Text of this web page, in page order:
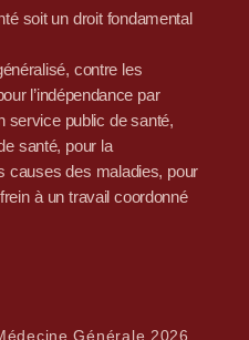
soit un droit fondamental
contre les
l’indépendance par
service public de santé,
santé, pour la
causes des maladies, pour
à un travail coordonné
Générale 2026